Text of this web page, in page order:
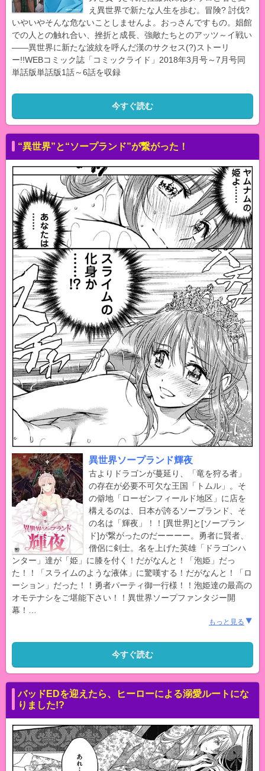
え異世界で新たな人生を歩む。冒険? 討伐?
いやいやそんな危ないことしませんよ。おっさんですもの。娼館
での人との触れ合い、挫折と成長、強敵たちとのアッツ～イ戦い
――異世界に新たな波紋を呼んだ漢のサクセス(?)ストーリ
ー!!WEBコミック誌「コミックライド」2018年3月号～7月号同
単話版単話版1話～6話を収録
今すぐ読む
“異世界”と“ソープランド”が繋がった！
異世界ソープランド輝夜
古よりドラゴンが蔓延り、「竜を狩る者」
の存在が必要不可欠な王国「トムル」。そ
の僻地「ローゼンフィールド地区」に店を
構えるのは、日本が誇るソープランド、そ
の名は「輝夜」！！[異世界]と[ソープラン
ド]が繋がったのだーーーー。勇者に賢者、
僧侶に剣士。名を上げた英雄「ドラゴンハ
ンター」達が「姫」に膝を付く！だがなんと！「泡姫」だっ
た！！「スライムのような液体」に驚嘆する！だがなんと！「ロ
ーション」だった！！勇者パーティ御一行様！！泡姫達の最高の
オモテナシをご堪能下さい！！異世界ソープファンタジー開
幕！
もっと見る
今すぐ読む
バッドEDを迎えたら、ヒーローによる溺愛ルートにな
りました!?